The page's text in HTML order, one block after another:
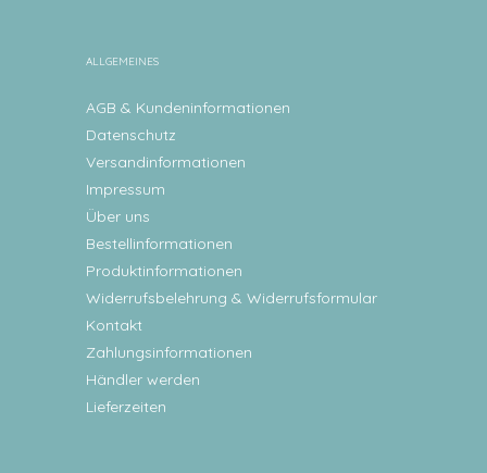
ALLGEMEINES
AGB & Kundeninformationen
Datenschutz
Versandinformationen
Impressum
Über uns
Bestellinformationen
Produktinformationen
Widerrufsbelehrung & Widerrufsformular
Kontakt
Zahlungsinformationen
Händler werden
Lieferzeiten